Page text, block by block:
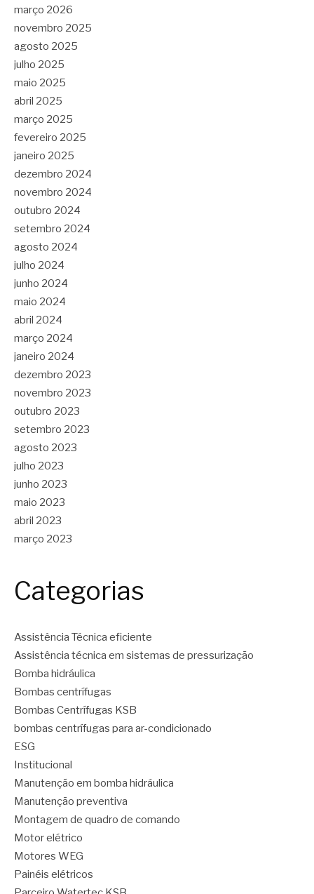
março 2026
novembro 2025
agosto 2025
julho 2025
maio 2025
abril 2025
março 2025
fevereiro 2025
janeiro 2025
dezembro 2024
novembro 2024
outubro 2024
setembro 2024
agosto 2024
julho 2024
junho 2024
maio 2024
abril 2024
março 2024
janeiro 2024
dezembro 2023
novembro 2023
outubro 2023
setembro 2023
agosto 2023
julho 2023
junho 2023
maio 2023
abril 2023
março 2023
Categorias
Assistência Técnica eficiente
Assistência técnica em sistemas de pressurização
Bomba hidráulica
Bombas centrífugas
Bombas Centrífugas KSB
bombas centrífugas para ar-condicionado
ESG
Institucional
Manutenção em bomba hidráulica
Manutenção preventiva
Montagem de quadro de comando
Motor elétrico
Motores WEG
Painéis elétricos